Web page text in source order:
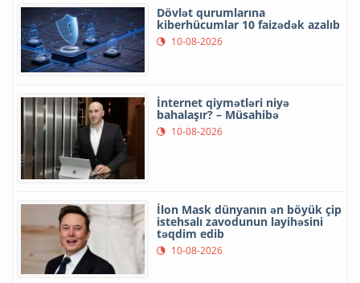
Dövlət qurumlarına
kiberhücumlar 10 faizədək azalıb
10-08-2026
İnternet qiymətləri niyə
bahalaşır? – Müsahibə
10-08-2026
İlon Mask dünyanın ən böyük çip
istehsalı zavodunun layihəsini
təqdim edib
10-08-2026